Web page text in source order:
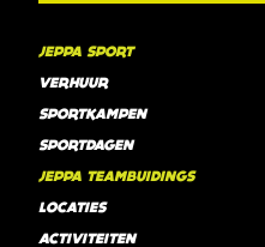
JEPPA SPORT
VERHUUR
SPORTKAMPEN
SPORTDAGEN
JEPPA TEAMBUIDINGS
LOCATIES
ACTIVITEITEN